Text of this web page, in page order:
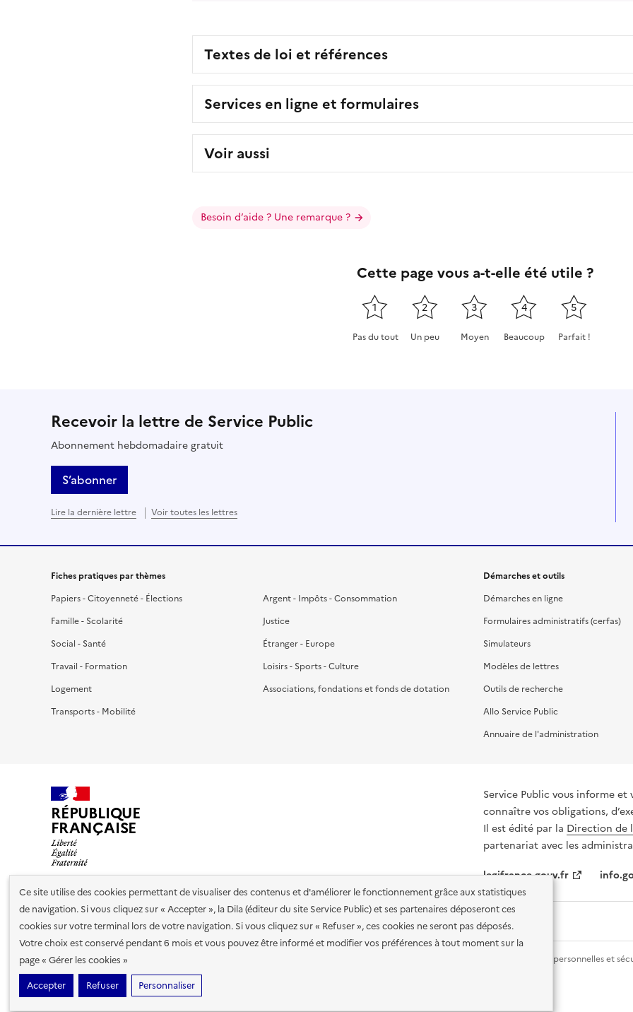
Ce site utilise des cookies permettant de visualiser des contenus et d'améliorer le fonctionnement grâce aux statistiques
de navigation. Si vous cliquez sur « Accepter », la Dila (éditeur du site Service Public) et ses partenaires déposeront ces
cookies sur votre terminal lors de votre navigation. Si vous cliquez sur « Refuser », ces cookies ne seront pas déposés.
Votre choix est conservé pendant 6 mois et vous pouvez être informé et modifier vos préférences à tout moment sur la
page « Gérer les cookies »
Accepter
Refuser Personnaliser
Textes de loi et références
Services en ligne et formulaires
Voir aussi
Besoin d’aide ? Une remarque ?
Cette page vous a-t-elle été utile ?
1
Pas du tout
2
Un peu
3
Moyen
4
Beaucoup
5
Parfait !
Recevoir la lettre de Service Public
Abonnement hebdomadaire gratuit
S’abonner
Lire la dernière lettre Voir toutes les lettres
Fiches pratiques par thèmes
Papiers - Citoyenneté - Élections
Famille - Scolarité
Social - Santé
Travail - Formation
Logement
Transports - Mobilité
Argent - Impôts - Consommation
Justice
Étranger - Europe
Loisirs - Sports - Culture
Associations, fondations et fonds de dotation
Démarches et outils
Démarches en ligne
Formulaires administratifs (cerfas)
Simulateurs
Modèles de lettres
Outils de recherche
Allo Service Public
Annuaire de l'administration
RÉPUBLIQUE
FRANÇAISE
Service Public vous informe
connaître vos obligations,
Il est édité par la Direction de
partenariat avec les
legifrance.gouv.fr
Nos partenaires
Plan du site Accessibilité : totalement conforme Données personnelles et
cookies